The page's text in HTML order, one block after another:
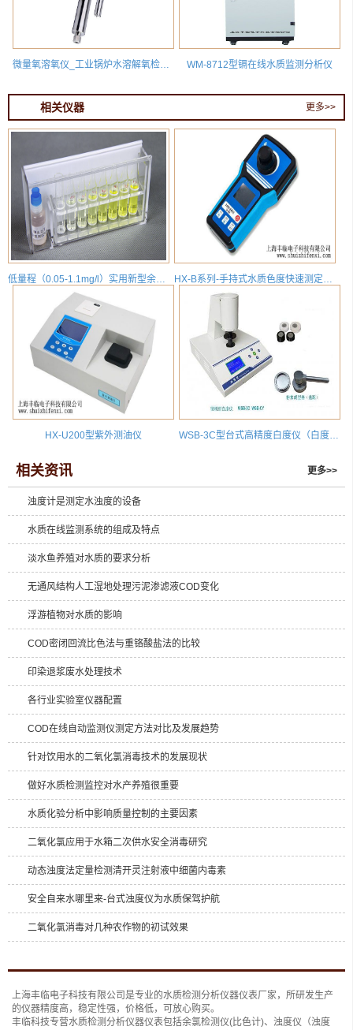
微量氧溶氧仪_工业锅炉水溶解氧检测分析仪DOG8218 WM-8712型镉在线水质监测分析仪
更多>>
相关仪器
低量程（0.05-1.1mg/l）实用新型余氯比色计 HX-B系列-手持式水质色度快速测定仪_便携式水质色度检测分析仪_HX-B-SZ-SD
HX-U200型紫外测油仪 WSB-3C型台式高精度白度仪（白度计）
相关资讯 更多>>
浊度计是测定水浊度的设备
水质在线监测系统的组成及特点
淡水鱼养殖对水质的要求分析
无通风结构人工湿地处理污泥渗滤液COD变化
浮游植物对水质的影响
COD密闭回流比色法与重铬酸盐法的比较
印染退浆废水处理技术
各行业实验室仪器配置
COD在线自动监测仪测定方法对比及发展趋势
针对饮用水的二氧化氯消毒技术的发展现状
做好水质检测监控对水产养殖很重要
水质化验分析中影响质量控制的主要因素
二氧化氯应用于水箱二次供水安全消毒研究
动态浊度法定量检测清开灵注射液中细菌内毒素
安全自来水哪里来-台式浊度仪为水质保驾护航
二氧化氯消毒对几种农作物的初试效果
上海丰临电子科技有限公司是专业的水质检测分析仪器仪表厂家，所研发生产
的仪器精度高，稳定性强，价格低，可放心购买。
丰临科技专营水质检测分析仪器仪表包括余氯检测仪(比色计)、 浊度仪（浊度